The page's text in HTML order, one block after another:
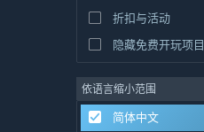
折扣与活动
隐藏免费开玩项目
依语言缩小范围
简体中文